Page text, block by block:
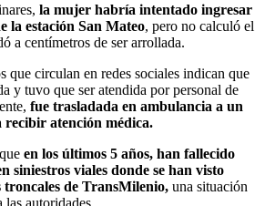
la mujer habría intentado ingresar
la estación San Mateo, pero no calculó el
a centímetros de ser arrollada.
que circulan en redes sociales indican que
y tuvo que ser atendida por personal de
fue trasladada en ambulancia a un
recibir atención médica.
en los últimos 5 años, han fallecido
siniestros viales donde se han visto
troncales de TransMilenio, una situación
las autoridades.